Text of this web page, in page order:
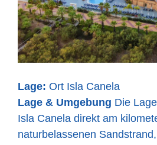
Lage: Ort Isla Canela
Lage & Umgebung Die
Isla Canela direkt am
naturbelassenen